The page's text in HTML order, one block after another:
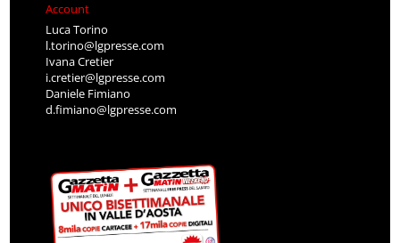
Account
Luca Torino
l.torino@lgpresse.com
Ivana Cretier
i.cretier@lgpresse.com
Daniele Fimiano
d.fimiano@lgpresse.com